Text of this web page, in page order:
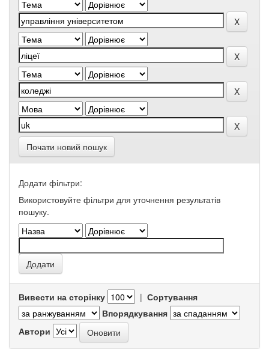
Почати новий пошук
Додати фільтри:
Використовуйте фільтри для уточнення результатів
пошуку.
Вивести на сторінку | Сортування
Впорядкування
Автори